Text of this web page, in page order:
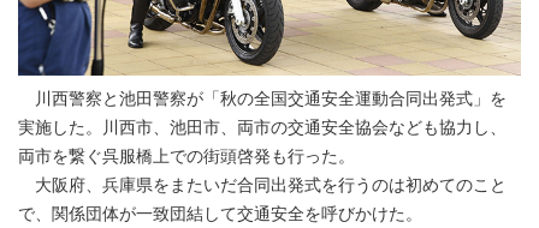
川西警察と池田警察が「秋の全国交通安全運動合同出発式」を
実施した。川西市、池田市、両市の交通安全協会なども協力し、
両市を繋ぐ呉服橋上での街頭啓発も行った。
大阪府、兵庫県をまたいだ合同出発式を行うのは初めてのこと
で、関係団体が一致団結して交通安全を呼びかけた。